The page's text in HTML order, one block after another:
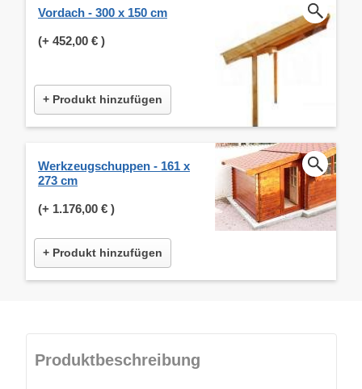
Vordach - 300 x 150 cm
(+ 452,00 € )
+ Produkt hinzufügen
Werkzeugschuppen - 161 x
273 cm
(+ 1.176,00 € )
+ Produkt hinzufügen
Produktbeschreibung